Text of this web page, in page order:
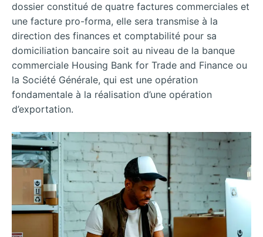
dossier constitué de quatre factures commerciales et
une facture pro-forma, elle sera transmise à la
direction des finances et comptabilité pour sa
domiciliation bancaire soit au niveau de la banque
commerciale Housing Bank for Trade and Finance ou
la Société Générale, qui est une opération
fondamentale à la réalisation d’une opération
d’exportation.